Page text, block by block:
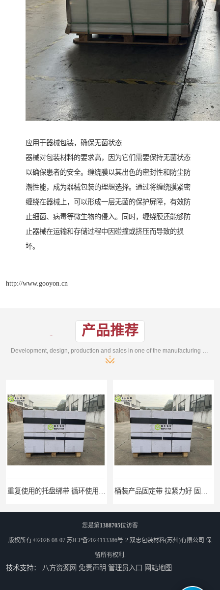
应用于器械包装，确保无菌状态
器械对包装材料的要求高，因为它们需要保持无菌状态
以确保患者的安全。缠绕膜以其出色的密封性和防尘防
潮性能，成为器械包装的理想选择。通过将缠绕膜紧密
缠绕在器械上，可以形成一层无菌的保护屏障，有效防
止细菌、病毒等微生物的侵入。同时，缠绕膜还能够防
止器械在运输和存储过程中因碰撞或挤压而导致的损
坏。
http://www.gooyon.cn
产品推荐
您是第1388705位访客
版权所有 ©2026-08-07 苏ICP备2024113386号-2 双忠包装材料(苏州)有限公司 保
留所有权利.
技术支持： 八方资源网 免责声明 管理员入口 网站地图